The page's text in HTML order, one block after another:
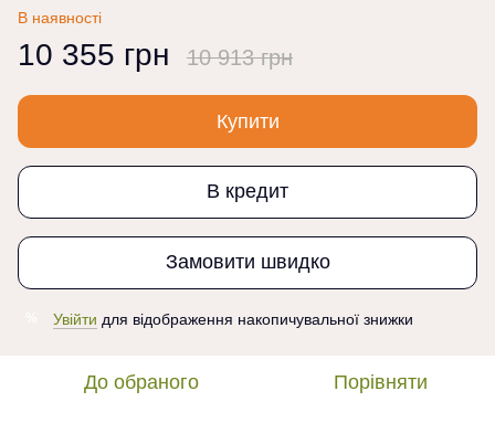
В наявності
10 355 грн 10 913 грн
Купити
В кредит
Замовити швидко
Увійти для відображення накопичувальної знижки
До обраного Порівняти